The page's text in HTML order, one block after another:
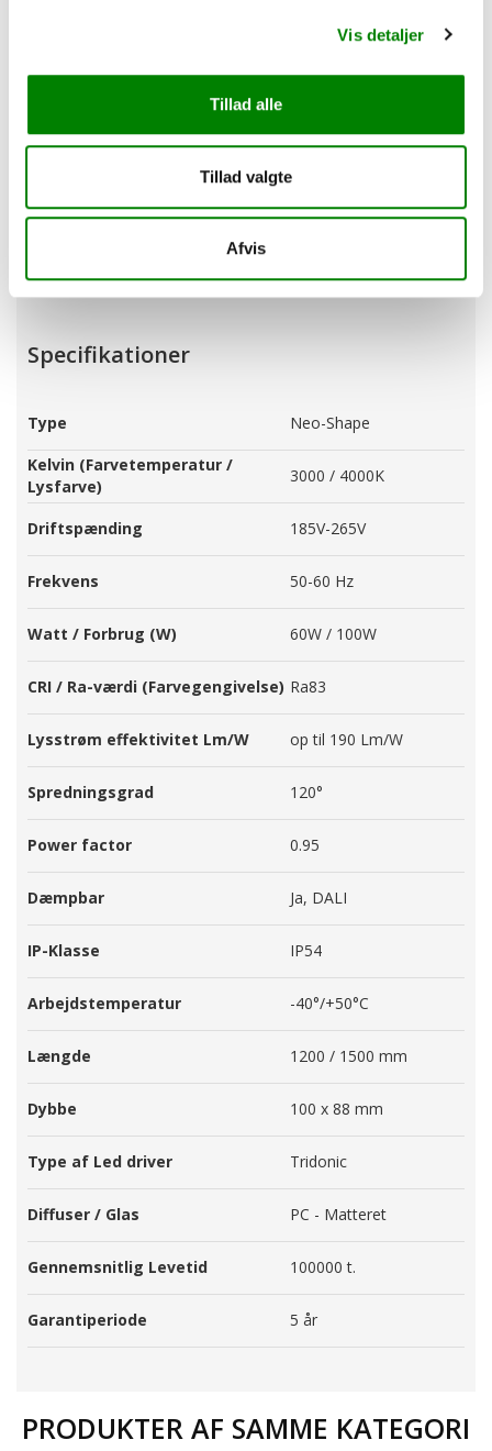
Vis detaljer
Tillad alle
Tillad valgte
Afvis
info@ultraline.dk
Dokumenter
Download (1.35M)
Brudermanual Neoshape
Specifikationer
Type
Neo-Shape
Kelvin (Farvetemperatur /
Lysfarve)
3000 / 4000K
Driftspænding 185V-265V
Frekvens 50-60 Hz
Watt / Forbrug (W) 60W / 100W
CRI / Ra-værdi (Farvegengivelse) Ra83
Lysstrøm effektivitet Lm/W op til 190 Lm/W
Spredningsgrad 120°
Power factor 0.95
Dæmpbar Ja, DALI
IP-Klasse IP54
Arbejdstemperatur -40°/+50°C
Længde 1200 / 1500 mm
Dybbe 100 x 88 mm
Type af Led driver Tridonic
Diffuser / Glas PC - Matteret
Gennemsnitlig Levetid 100000 t.
Garantiperiode 5 år
PRODUKTER AF SAMME KATEGORI